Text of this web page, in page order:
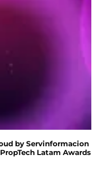
by Servinformacion
Latam Awards